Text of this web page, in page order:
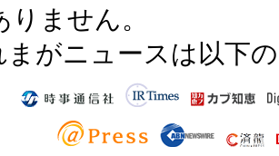
ません。
まがニュースは以下